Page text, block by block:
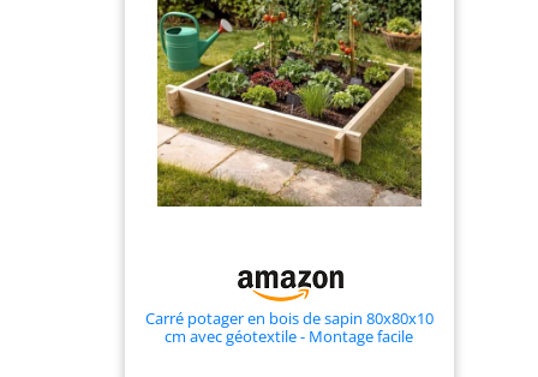
Carré potager en bois de sapin 80x80x10
cm avec géotextile - Montage facile